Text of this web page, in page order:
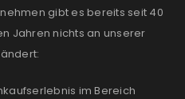
gibt es bereits seit 40
Jahren nichts an unserer
im Bereich